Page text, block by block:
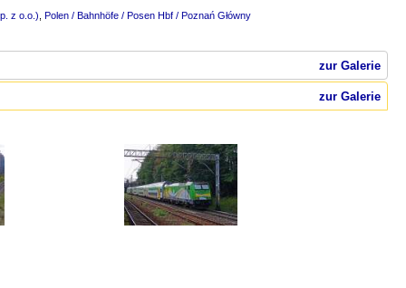
z o.o.) Polen / Bahnhöfe / Posen Hbf / Poznań Główny
zur Galerie
zur Galerie